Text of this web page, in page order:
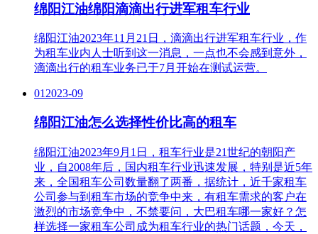
绵阳江油绵阳滴滴出行进军租车行业
绵阳江油2023年11月21日，滴滴出行进军租车行业，作
为租车业内人士听到这一消息，一点也不会感到意外，
滴滴出行的租车业务已于7月开始在测试运营。
01 2023-09
绵阳江油怎么选择性价比高的租车
绵阳江油2023年9月1日，租车行业是21世纪的朝阳产
业，自2008年后，国内租车行业迅速发展，特别是近5年
来，全国租车公司数量翻了两番，据统计，近千家租车
公司参与到租车市场的竞争中来，有租车需求的客户在
激烈的市场竞争中，不禁要问，大巴租车哪一家好？怎
样选择一家租车公司成为租车行业的热门话题，今天，